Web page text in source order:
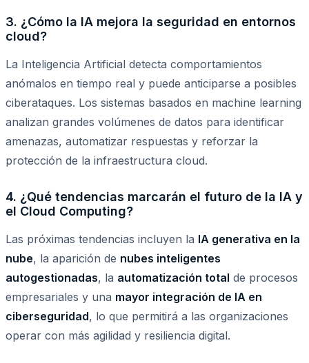
3. ¿Cómo la IA mejora la seguridad en entornos
cloud?
La Inteligencia Artificial detecta comportamientos
anómalos en tiempo real y puede anticiparse a posibles
ciberataques. Los sistemas basados en machine learning
analizan grandes volúmenes de datos para identificar
amenazas, automatizar respuestas y reforzar la
protección de la infraestructura cloud.
4. ¿Qué tendencias marcarán el futuro de la IA y
el Cloud Computing?
Las próximas tendencias incluyen la IA generativa en la
nube, la aparición de nubes inteligentes
autogestionadas, la automatización total de procesos
empresariales y una mayor integración de IA en
ciberseguridad, lo que permitirá a las organizaciones
operar con más agilidad y resiliencia digital.